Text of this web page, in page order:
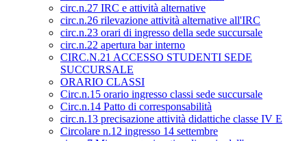
circ.n.27 IRC e attività alternative
circ.n.26 rilevazione attività alternative all'IRC
circ.n.23 orari di ingresso della sede succursale
circ.n.22 apertura bar interno
CIRC.N.21 ACCESSO STUDENTI SEDE
SUCCURSALE
ORARIO CLASSI
Circ.n.15 orario ingresso classi sede succursale
Circ.n.14 Patto di corresponsabilità
circ.n.13 precisazione attività didattiche classe IV E
Circolare n.12 ingresso 14 settembre